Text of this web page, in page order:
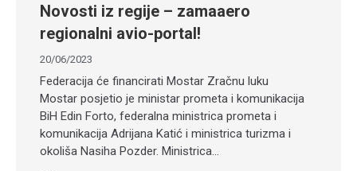
Novosti iz regije – zamaaero
regionalni avio-portal!
20/06/2023
Federacija će financirati Mostar Zračnu luku
Mostar posjetio je ministar prometa i komunikacija
BiH Edin Forto, federalna ministrica prometa i
komunikacija Adrijana Katić i ministrica turizma i
okoliša Nasiha Pozder. Ministrica…